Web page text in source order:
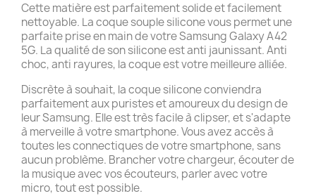
Cette matière est parfaitement solide et facilement
nettoyable. La coque souple silicone vous permet une
parfaite prise en main de votre Samsung Galaxy A42
5G. La qualité de son silicone est anti jaunissant. Anti
choc, anti rayures, la coque est votre meilleure alliée.
Discrète à souhait, la coque silicone conviendra
parfaitement aux puristes et amoureux du design de
leur Samsung. Elle est très facile à clipser, et s'adapte
à merveille à votre smartphone. Vous avez accès à
toutes les connectiques de votre smartphone, sans
aucun problème. Brancher votre chargeur, écouter de
la musique avec vos écouteurs, parler avec votre
micro, tout est possible.